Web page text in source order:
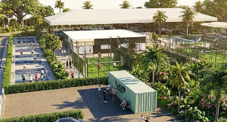
Villamartín Sport Center
RETAIL